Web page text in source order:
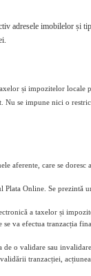
adresele imobilelor și
și impozitelor locale
Nu se impune nici o
aferente, care se
Online. Se
a taxelor și
va efectua tranzacția
o validare sau
tranzacției,